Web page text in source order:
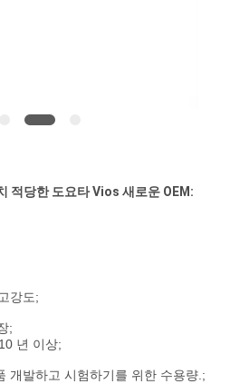
적당한 도요타 Vios 새로운 OEM:
강도;
;
년 이상;
개발하고 시험하기를 위한 수용량.;